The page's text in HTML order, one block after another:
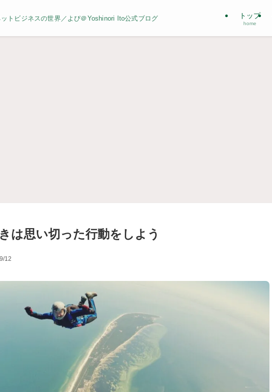
トビジネスの世界／よぴ＠Yoshinori Ito公式ブログ トップ
home
は思い切った行動をしよう
12